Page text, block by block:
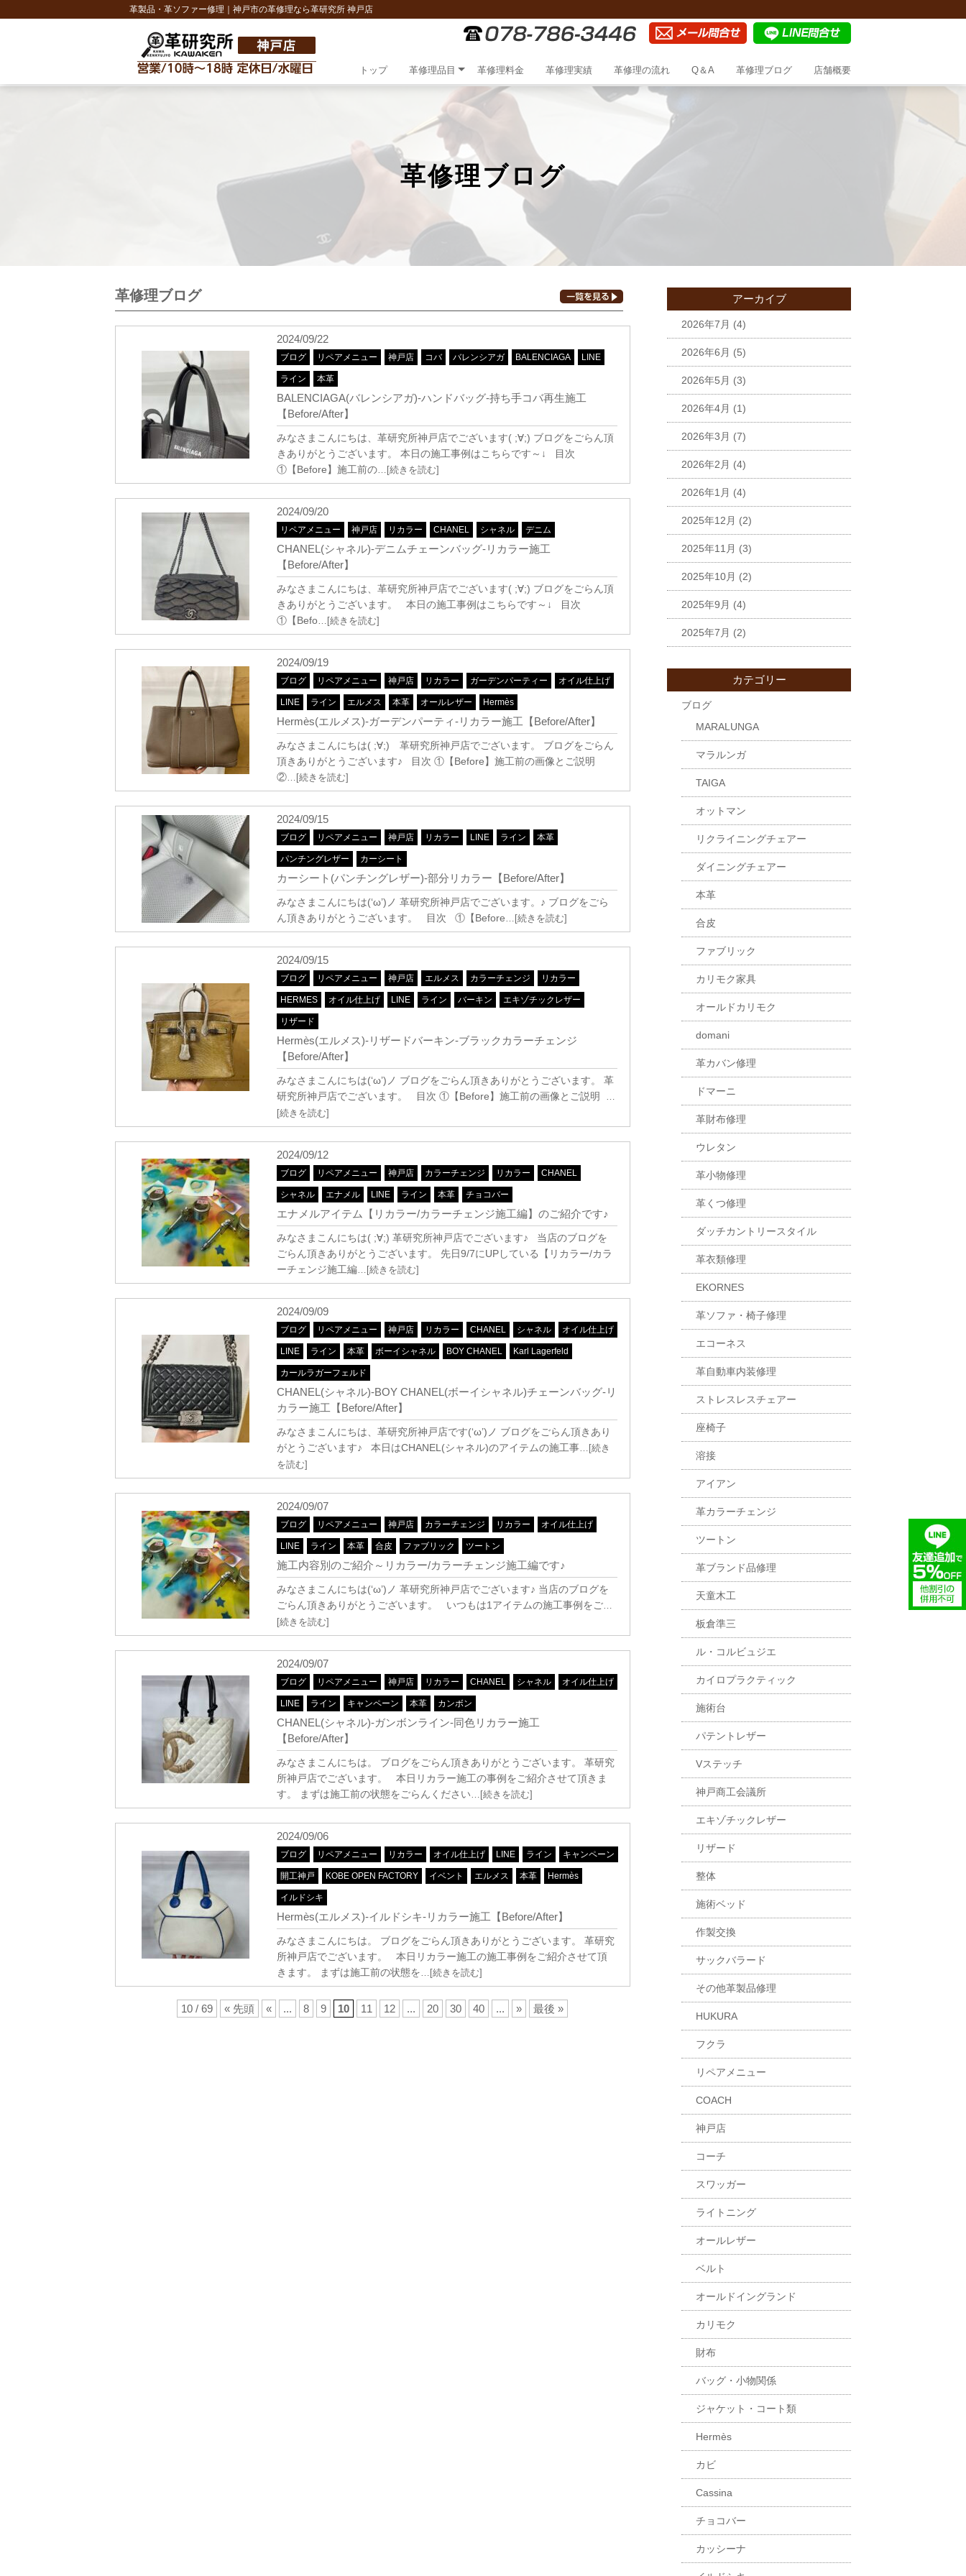
革製品・革ソファー修理｜神戸市の革修理なら革研究所 神戸店
トップ 革修理品目 革修理料金 革修理実績 革修理の流れ Q＆A 革修理ブログ 店舗概要
革修理ブログ
革修理ブログ
2024/09/22
ブログ リペアメニュー 神戸店 コバ バレンシアガ BALENCIAGA LINE
ライン 本革
BALENCIAGA(バレンシアガ)-ハンドバッグ-持ち手コバ再生施工
【Before/After】
みなさまこんにちは、革研究所神戸店でございます( ;∀;) ブログをごらん頂
きありがとうございます。 本日の施工事例はこちらです～↓ 目次
①【Before】施工前の…[続きを読む]
2024/09/20
リペアメニュー 神戸店 リカラー CHANEL シャネル デニム
CHANEL(シャネル)-デニムチェーンバッグ-リカラー施工
【Before/After】
みなさまこんにちは、革研究所神戸店でございます( ;∀;) ブログをごらん頂
きありがとうございます。 本日の施工事例はこちらです～↓ 目次
①【Befo…[続きを読む]
2024/09/19
ブログ リペアメニュー 神戸店 リカラー ガーデンパーティー オイル仕上げ
LINE ライン エルメス 本革 オールレザー Hermès
Hermès(エルメス)-ガーデンパーティ-リカラー施工【Before/After】
みなさまこんにちは( ;∀;) 革研究所神戸店でございます。 ブログをごらん
頂きありがとうございます♪ 目次 ①【Before】施工前の画像とご説明
②…[続きを読む]
2024/09/15
ブログ リペアメニュー 神戸店 リカラー LINE ライン 本革
パンチングレザー カーシート
カーシート(パンチングレザー)-部分リカラー【Before/After】
みなさまこんにちは(‘ω’)ノ 革研究所神戸店でございます。♪ ブログをごら
ん頂きありがとうございます。 目次 ①【Before…[続きを読む]
2024/09/15
ブログ リペアメニュー 神戸店 エルメス カラーチェンジ リカラー
HERMES オイル仕上げ LINE ライン バーキン エキゾチックレザー
リザード
Hermès(エルメス)-リザードバーキン-ブラックカラーチェンジ
【Before/After】
みなさまこんにちは(‘ω’)ノ ブログをごらん頂きありがとうございます。 革
研究所神戸店でございます。 目次 ①【Before】施工前の画像とご説明 …
[続きを読む]
2024/09/12
ブログ リペアメニュー 神戸店 カラーチェンジ リカラー CHANEL
シャネル エナメル LINE ライン 本革 チョコバー
エナメルアイテム【リカラー/カラーチェンジ施工編】のご紹介です♪
みなさまこんにちは( ;∀;) 革研究所神戸店でございます♪ 当店のブログを
ごらん頂きありがとうございます。 先日9/7にUPしている【リカラー/カラ
ーチェンジ施工編…[続きを読む]
2024/09/09
ブログ リペアメニュー 神戸店 リカラー CHANEL シャネル オイル仕上げ
LINE ライン 本革 ボーイシャネル BOY CHANEL Karl Lagerfeld
カールラガーフェルド
CHANEL(シャネル)-BOY CHANEL(ボーイシャネル)チェーンバッグ-リ
カラー施工【Before/After】
みなさまこんにちは、革研究所神戸店です(‘ω’)ノ ブログをごらん頂きあり
がとうございます♪ 本日はCHANEL(シャネル)のアイテムの施工事…[続き
を読む]
2024/09/07
ブログ リペアメニュー 神戸店 カラーチェンジ リカラー オイル仕上げ
LINE ライン 本革 合皮 ファブリック ツートン
施工内容別のご紹介～リカラー/カラーチェンジ施工編です♪
みなさまこんにちは(‘ω’)ノ 革研究所神戸店でございます♪ 当店のブログを
ごらん頂きありがとうございます。 いつもは1アイテムの施工事例をご…
[続きを読む]
2024/09/07
ブログ リペアメニュー 神戸店 リカラー CHANEL シャネル オイル仕上げ
LINE ライン キャンペーン 本革 カンボン
CHANEL(シャネル)-ガンボンライン-同色リカラー施工
【Before/After】
みなさまこんにちは。 ブログをごらん頂きありがとうございます。 革研究
所神戸店でございます。 本日リカラー施工の事例をご紹介させて頂きま
す。 まずは施工前の状態をごらんください…[続きを読む]
2024/09/06
ブログ リペアメニュー リカラー オイル仕上げ LINE ライン キャンペーン
開工神戸 KOBE OPEN FACTORY イベント エルメス 本革 Hermès
イルドシキ
Hermès(エルメス)-イルドシキ-リカラー施工【Before/After】
みなさまこんにちは。 ブログをごらん頂きありがとうございます。 革研究
所神戸店でございます。 本日リカラー施工の施工事例をご紹介させて頂
きます。 まずは施工前の状態を…[続きを読む]
10 / 69 « 先頭 « ... 8 9 10 11 12 ... 20 30 40 ... » 最後 »
アーカイブ
2026年7月 (4)
2026年6月 (5)
2026年5月 (3)
2026年4月 (1)
2026年3月 (7)
2026年2月 (4)
2026年1月 (4)
2025年12月 (2)
2025年11月 (3)
2025年10月 (2)
2025年9月 (4)
2025年7月 (2)
カテゴリー
ブログ
MARALUNGA
マラルンガ
TAIGA
オットマン
リクライニングチェアー
ダイニングチェアー
本革
合皮
ファブリック
カリモク家具
オールドカリモク
domani
革カバン修理
ドマーニ
革財布修理
ウレタン
革小物修理
革くつ修理
ダッチカントリースタイル
革衣類修理
EKORNES
革ソファ・椅子修理
エコーネス
革自動車内装修理
ストレスレスチェアー
座椅子
溶接
アイアン
革カラーチェンジ
ツートン
革ブランド品修理
天童木工
板倉準三
ル・コルビュジエ
カイロプラクティック
施術台
パテントレザー
Vステッチ
神戸商工会議所
エキゾチックレザー
リザード
整体
施術ベッド
作製交換
サックバラード
その他革製品修理
HUKURA
フクラ
リペアメニュー
COACH
神戸店
コーチ
スワッガー
ライトニング
オールレザー
ベルト
オールドイングランド
カリモク
財布
バッグ・小物関係
ジャケット・コート類
Hermès
カビ
Cassina
チョコバー
カッシーナ